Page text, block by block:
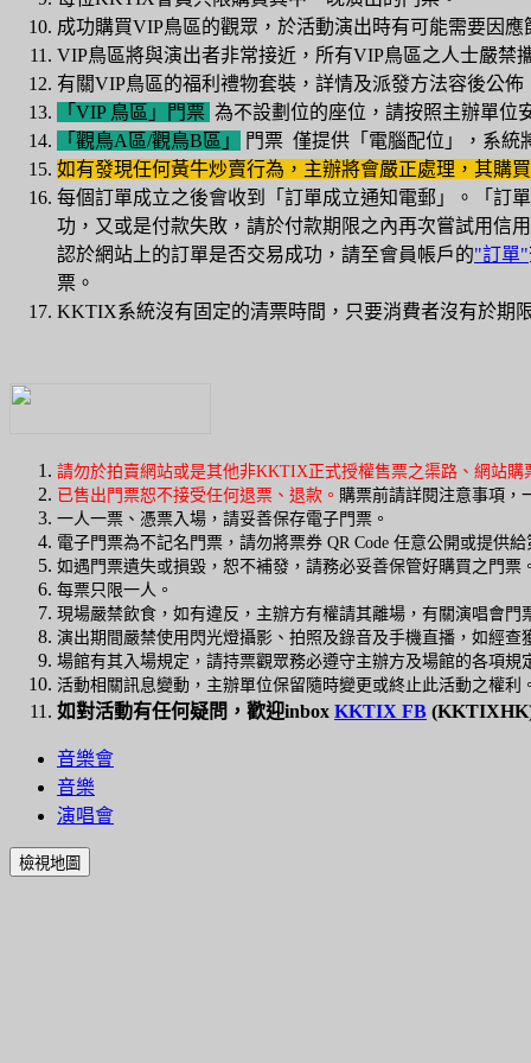
成功購買VIP鳥區的觀眾，於活動演出時有可能需要因
VIP鳥區將與演出者非常接近，所有VIP鳥區之人士嚴禁
有關VIP鳥區的福利禮物套裝，詳情及派發方法容後公佈
「VIP 鳥區」門票 為不設劃位的座位，請按照主辦單位
「觀鳥A區/觀鳥B區」
門票 僅提供「電腦配位」，系統
如有發現任何黃牛炒賣行為，主辦將會嚴正處理，其購
每個訂單成立之後會收到「訂單成立通知電郵」。「訂
功，又或是付款失敗，請於付款期限之內再次嘗試用信
認於網站上的訂單是否交易成功，請至會員帳戶的"訂單"
票。
KKTIX系統沒有固定的清票時間，只要消費者沒有於期
請勿於拍賣網站或是其他非KKTIX正式授權售票之渠路、網站
已售出門票恕不接受任何退票、退款。 購票前請詳閱注意事項，
一人一票、憑票入場，請妥善保存電子門票。
電子門票為不記名門票，請勿將票券 QR Code 任意公開或提供
如遇門票遺失或損毀，恕不補發，請務必妥善保管好購買之門票
每票只限一人。
現場嚴禁飲食，如有違反，主辦方有權請其離場，有關演唱會門
演出期間嚴禁使用閃光燈攝影、拍照及錄音及手機直播，如經
場館有其入場規定，請持票觀眾務必遵守主辦方及場館的各項
活動相關訊息變動，主辦單位保留隨時變更或終止此活動之權利
如對活動有任何疑問，歡迎inbox KKTIX FB
音樂會
音樂
演唱會
檢視地圖